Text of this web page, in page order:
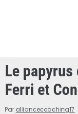
Le papyrus
Ferri et
Par alliancecoaching17